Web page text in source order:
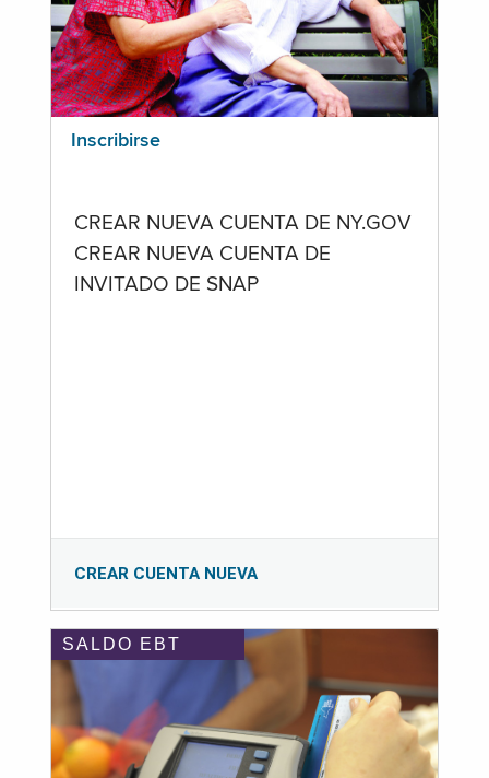
Inscribirse
CREAR NUEVA CUENTA DE NY.GOV
CREAR NUEVA CUENTA DE
INVITADO DE SNAP
CREAR CUENTA NUEVA
SALDO EBT